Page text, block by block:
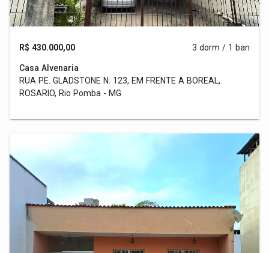
R$ 430.000,00 3 dorm / 1 ban
Casa Alvenaria
RUA PE. GLADSTONE N: 123, EM FRENTE A BOREAL,
ROSARIO, Rio Pomba - MG